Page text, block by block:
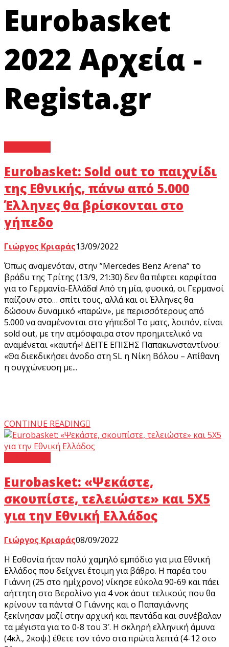
Eurobasket
2022 Αρχεία -
Regista.gr
Eurobasket: Sold out το παιχνίδι
της Εθνικής, πάνω από 5.000
Έλληνες θα βρίσκονται στο
γήπεδο
Γιώργος Κριαράς13/09/2022
Όπως αναμενόταν, στην ”Mercedes Benz Arena” το
βράδυ της Τρίτης (13/9, 21:30) δεν θα πέφτει καρφίτσα
για το Γερμανία-Ελλάδα! Από τη μία, φυσικά, οι Γερμανοί
παίζουν στο… σπίτι τους, αλλά και οι Έλληνες θα
δώσουν δυναμικό «παρών», με περισσότερους από
5.000 να αναμένονται στο γήπεδο! Το ματς, λοιπόν, είναι
sold out, με την ατμόσφαιρα στον προημιτελικό να
αναμένεται «καυτή»! ΔΕΙΤΕ ΕΠΙΣΗΣ Παπακωνσταντίνου:
«Θα διεκδικήσει άνοδο στη SL η Νίκη Βόλου – Απίθανη
η συγχώνευση με...
CONTINUE READING
Eurobasket: «Ψεκάστε,
σκουπίστε, τελειώστε» και 5Χ5
για την Εθνική Ελλάδος
Γιώργος Κριαράς08/09/2022
Η Εσθονία ήταν πολύ χαμηλό εμπόδιο για μια Εθνική
Ελλάδος που δείχνει έτοιμη για βάθρο. Η παρέα του
Γιάννη (25 στο ημίχρονο) νίκησε εύκολα 90-69 και πάει
αήττητη στο Βερολίνο για 4 νοκ άουτ τελικούς που θα
κρίνουν τα πάντα! Ο Γιάννης και ο Παπαγιάννης
ξεκίνησαν μαζί στην αρχική και πεντάδα και συνέβαλαν
τα μέγιστα για το 0-8 του 3′. Η σκληρή ελληνική άμυνα
(4κλ., 2κοψ.) έθετε τον τόνο στα πρώτα λεπτά (4-12 στο